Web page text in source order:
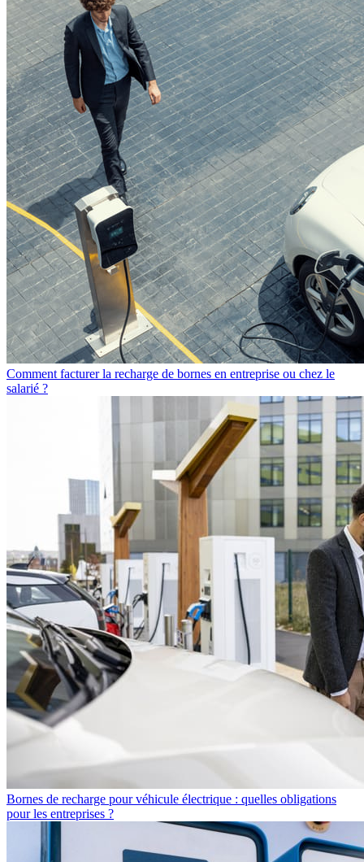
Comment facturer la recharge de bornes en entreprise ou chez le
salarié ?
Bornes de recharge pour véhicule électrique : quelles obligations
pour les entreprises ?